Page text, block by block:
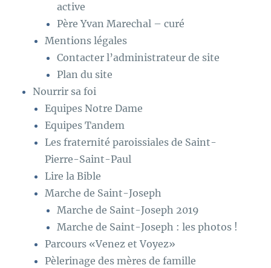
active
Père Yvan Marechal – curé
Mentions légales
Contacter l’administrateur de site
Plan du site
Nourrir sa foi
Equipes Notre Dame
Equipes Tandem
Les fraternité paroissiales de Saint-
Pierre-Saint-Paul
Lire la Bible
Marche de Saint-Joseph
Marche de Saint-Joseph 2019
Marche de Saint-Joseph : les photos !
Parcours «Venez et Voyez»
Pèlerinage des mères de famille